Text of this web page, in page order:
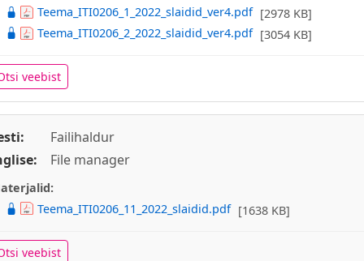
Teema_ITI0206_1_2022_slaidid_ver4.pdf [2978 KB]
Teema_ITI0206_2_2022_slaidid_ver4.pdf [3054 KB]
veebist
Failihaldur
File manager
Teema_ITI0206_11_2022_slaidid.pdf [1638 KB]
veebist